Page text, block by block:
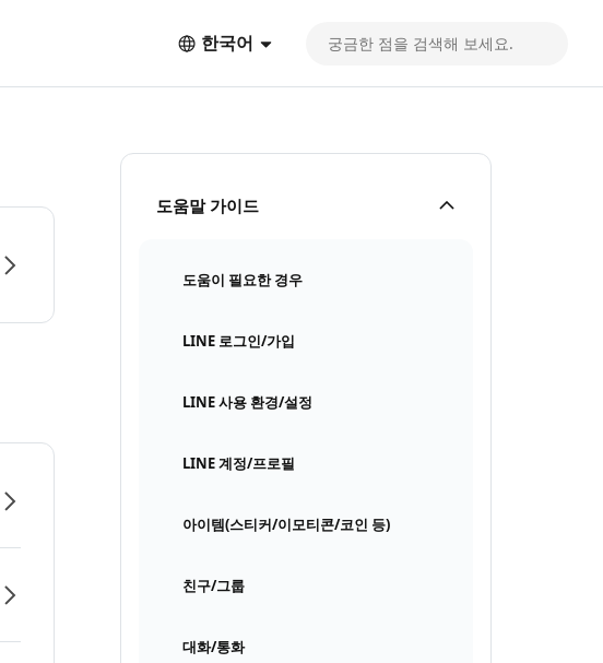
한국어
도움말 가이드
도움이 필요한 경우
LINE 로그인/가입
LINE 사용 환경/설정
LINE 계정/프로필
아이템(스티커/이모티콘/코인 등)
친구/그룹
대화/통화